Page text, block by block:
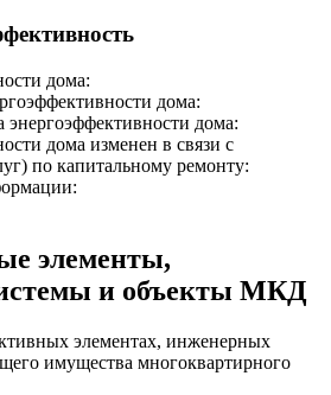
дома:
дома:
энергоэффективности дома:
дома изменен в связи с
по капитальному ремонту:
элементы,
и объекты МКД
элементах, инженерных
имущества многоквартирного